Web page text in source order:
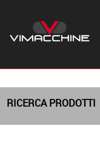
RICERCA PRODOTTI